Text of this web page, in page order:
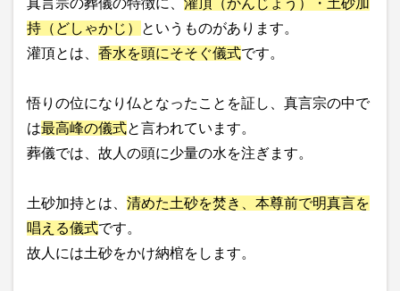
持（どしゃかじ）
というものがあります。
灌頂とは、 香水を頭にそそぐ儀式です。
悟りの位になり仏となったことを証し、真言宗の中で
は最高峰の儀式と言われています。
葬儀では、故人の頭に少量の水を注ぎます。
土砂加持とは、 清めた土砂を焚き、本尊前で明真言を
唱える儀式です。
故人には土砂をかけ納棺をします。